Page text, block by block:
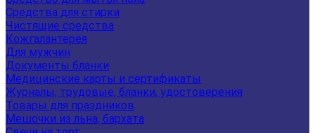
Средства для стирки
Чистящие средства
Кожгалантерея
Для мужчин
Документы бланки
Медицинские карты и сертификаты
Журналы, трудовые, бланки, удостоверения
Товары для праздников
Мешочки из льна, бархата